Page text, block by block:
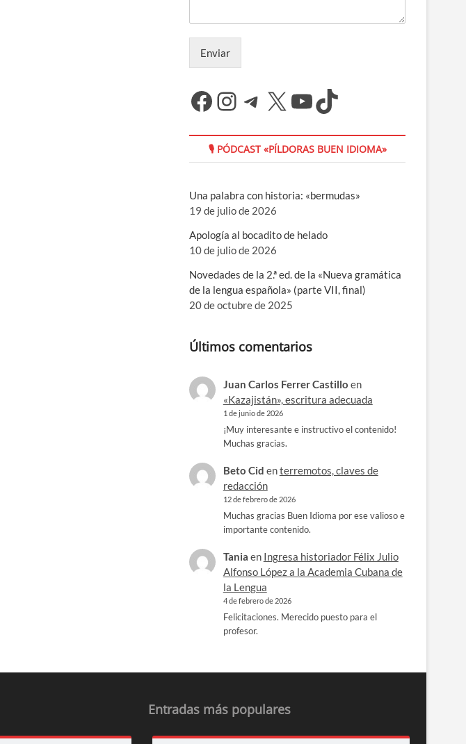
Enviar
Facebook
Instagram
Telegram
X YouTube
TikTok
🎙 PÓDCAST «PÍLDORAS BUEN IDIOMA»
Una palabra con historia: «bermudas»
19 de julio de 2026
Apología al bocadito de helado
10 de julio de 2026
Novedades de la 2.ª ed. de la «Nueva gramática
de la lengua española» (parte VII, final)
20 de octubre de 2025
Últimos comentarios
Juan Carlos Ferrer Castillo en
«Kazajistán», escritura adecuada
1 de junio de 2026
¡Muy interesante e instructivo el contenido!
Muchas gracias.
Beto Cid enterremotos, claves de
redacción
12 de febrero de 2026
Muchas gracias Buen Idioma por ese valioso e
importante contenido.
Tania en Ingresa historiador Félix Julio
Alfonso López a la Academia Cubana de
la Lengua
4 de febrero de 2026
Felicitaciones. Merecido puesto para el
profesor.
Entradas más populares